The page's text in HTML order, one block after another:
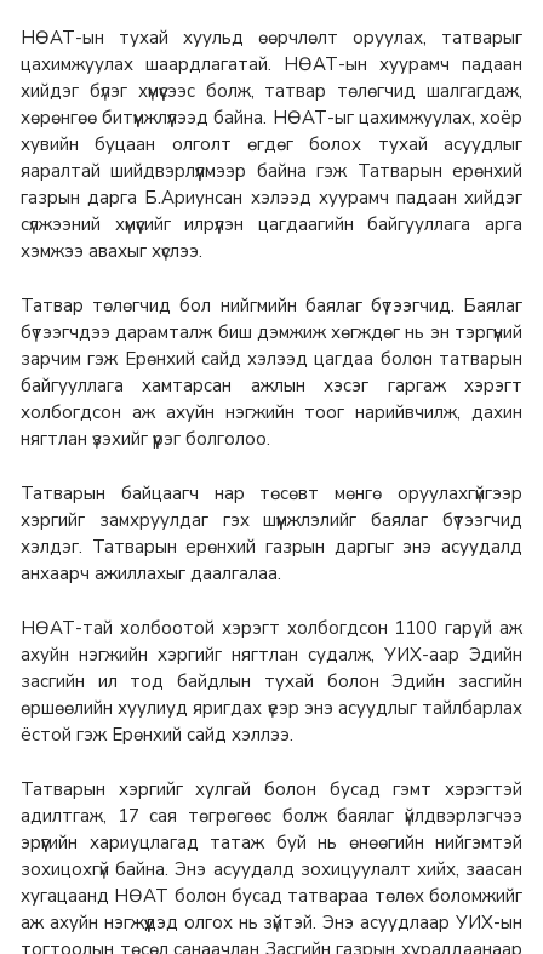
НӨАТ-ын тухай хуульд өөрчлөлт оруулах, татварыг
цахимжуулах шаардлагатай. НӨАТ-ын хуурамч падаан
хийдэг бүлэг хүмүүсээс болж, татвар төлөгчид шалгагдаж,
хөрөнгөө битүүмжлүүлээд байна. НӨАТ-ыг цахимжуулах, хоёр
хувийн буцаан олголт өгдөг болох тухай асуудлыг
яаралтай шийдвэрлүүлмээр байна гэж Татварын ерөнхий
газрын дарга Б.Ариунсан хэлээд хуурамч падаан хийдэг
сүлжээний хүмүүсийг илрүүлэн цагдаагийн байгууллага арга
хэмжээ авахыг хүслээ.
Татвар төлөгчид бол нийгмийн баялаг бүтээгчид. Баялаг
бүтээгчдээ дарамталж биш дэмжиж хөгждөг нь эн тэргүүний
зарчим гэж Ерөнхий сайд хэлээд цагдаа болон татварын
байгууллага хамтарсан ажлын хэсэг гаргаж хэрэгт
холбогдсон аж ахуйн нэгжийн тоог нарийвчилж, дахин
нягтлан үзэхийг үүрэг болголоо.
Татварын байцаагч нар төсөвт мөнгө оруулахгүйгээр
хэргийг замхруулдаг гэх шүүмжлэлийг баялаг бүтээгчид
хэлдэг. Татварын ерөнхий газрын даргыг энэ асуудалд
анхаарч ажиллахыг даалгалаа.
НӨАТ-тай холбоотой хэрэгт холбогдсон 1100 гаруй аж
ахуйн нэгжийн хэргийг нягтлан судалж, УИХ-аар Эдийн
засгийн ил тод байдлын тухай болон Эдийн засгийн
өршөөлийн хуулиуд яригдах үеэр энэ асуудлыг тайлбарлах
ёстой гэж Ерөнхий сайд хэллээ.
Татварын хэргийг хулгай болон бусад гэмт хэрэгтэй
адилтгаж, 17 сая төгрөгөөс болж баялаг үйлдвэрлэгчээ
эрүүгийн хариуцлагад татаж буй нь өнөөгийн нийгэмтэй
зохицохгүй байна. Энэ асуудалд зохицуулалт хийх, заасан
хугацаанд НӨАТ болон бусад татвараа төлөх боломжийг
аж ахуйн нэгжүүдэд олгох нь зүйтэй. Энэ асуудлаар УИХ-ын
тогтоолын төсөл санаачлан Засгийн газрын хуралдаанаар